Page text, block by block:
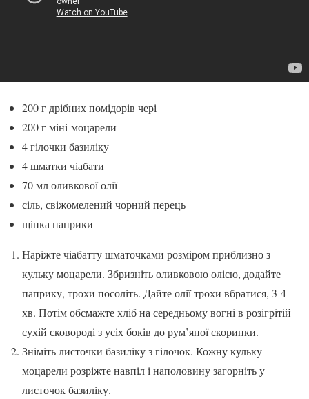
200 г дрібних помідорів чері
200 г міні-моцарели
4 гілочки базиліку
4 шматки чіабати
70 мл оливкової олії
сіль, свіжомелений чорний перець
щіпка паприки
Наріжте чіабатту шматочками розміром приблизно з
кульку моцарели. Збризніть оливковою олією, додайте
паприку, трохи посоліть. Дайте олії трохи вбратися, 3-4
хв. Потім обсмажте хліб на середньому вогні в розігрітій
сухій сковороді з усіх боків до рум’яної скоринки.
Зніміть листочки базиліку з гілочок. Кожну кульку
моцарели розріжте навпіл і наполовину загорніть у
листочок базиліку.